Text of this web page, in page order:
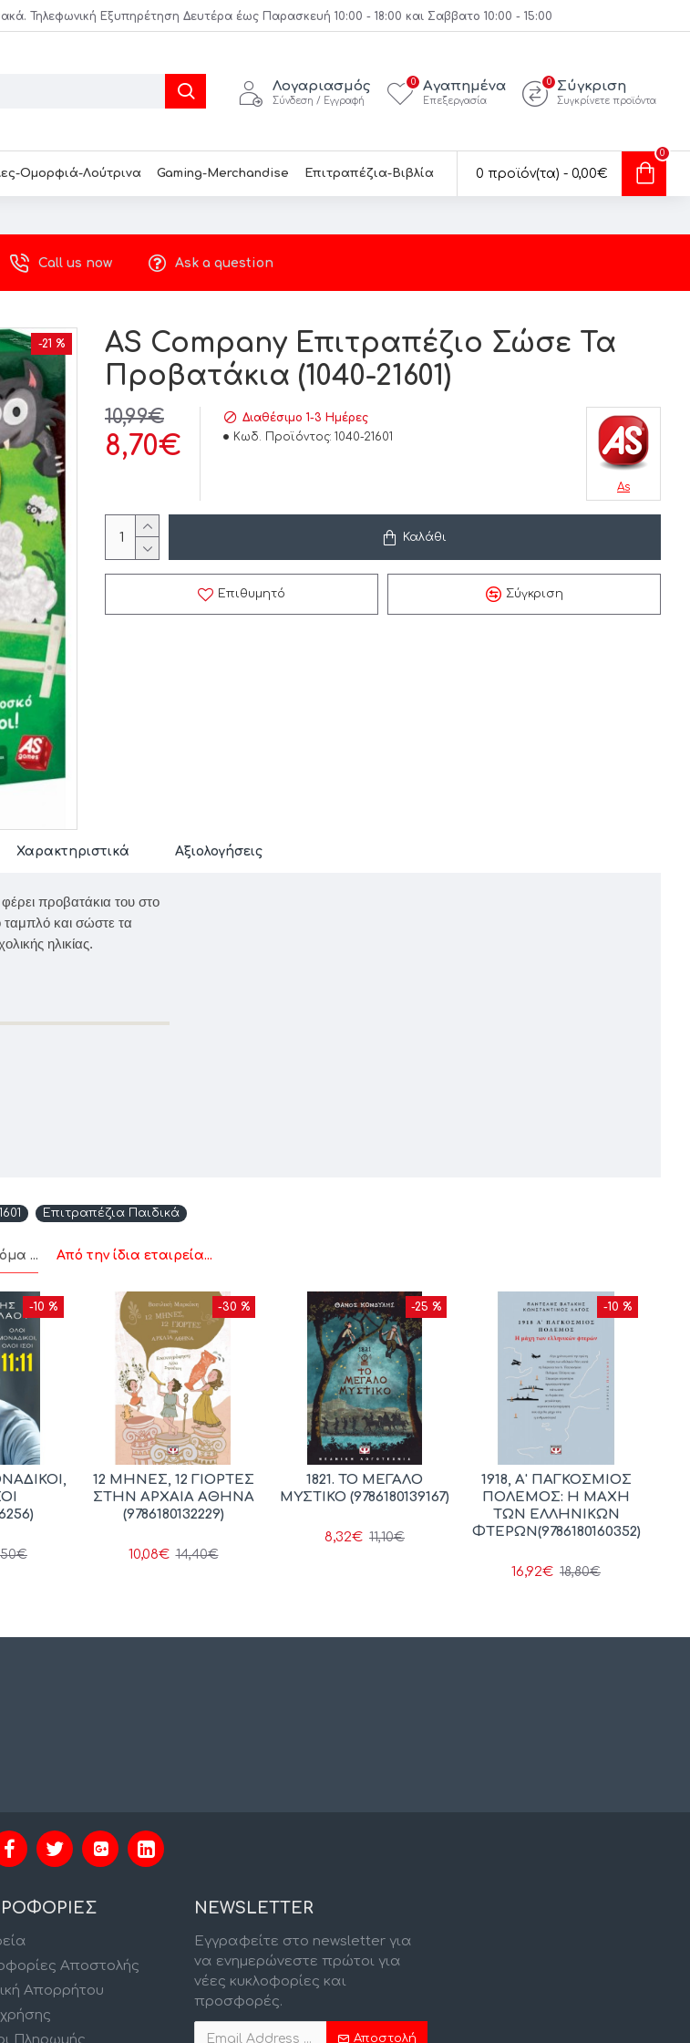
Τηλεφωνική Εξυπηρέτηση Δευτέρα έως Παρασκευή 10:00 - 18:00 και Σαββατο 10:00 - 15:00
Λογαριασμός
Σύνδεση / Εγγραφή
Αγαπημένα
Επεξεργασία
0 Σύγκριση
Συγκρίνετε προϊόντα
0
Ομορφιά-Λούτρινα Gaming-Merchandise Επιτραπέζια-Βιβλία 0 προϊόν(τα) - 0,00€
0
Call us now Ask a question
-21 %
AS Company Επιτραπέζιο Σώσε Τα
Προβατάκια (1040-21601)
8,70€
10,99€
Διαθέσιμο 1-3 Ημέρες
Κωδ. Προϊόντος: 1040-21601
As
Καλάθι
Επιθυμητό Σύγκριση
Χαρακτηριστικά Αξιολογήσεις
προβατάκια του στο
ταμπλό και σώστε τα
ηλικίας.
Επιτραπέζια Παιδικά
... Από την ίδια εταιρεία...
-10 % -30 %
12 ΜΗΝΕΣ, 12 ΓΙΟΡΤΕΣ
ΣΤΗΝ ΑΡΧΑΙΑ ΑΘΗΝΑ
(9786180132229)
10,08€ 14,40€
-25 %
1821. ΤΟ ΜΕΓΑΛΟ
ΜΥΣΤΙΚΟ (9786180139167)
8,32€ 11,10€
-10 %
1918, Α' ΠΑΓΚΟΣΜΙΟΣ
ΠΟΛΕΜΟΣ: Η ΜΑΧΗ
ΤΩΝ ΕΛΛΗΝΙΚΩΝ
ΦΤΕΡΩΝ(9786180160352)
16,92€ 18,80€
Αποστολής
Απορρήτου
Πληρωμής
NEWSLETTER
Εγγραφείτε στο newsletter για
να ενημερώνεστε πρώτοι για
νέες κυκλοφορίες και
προσφορές.
Αποστολή